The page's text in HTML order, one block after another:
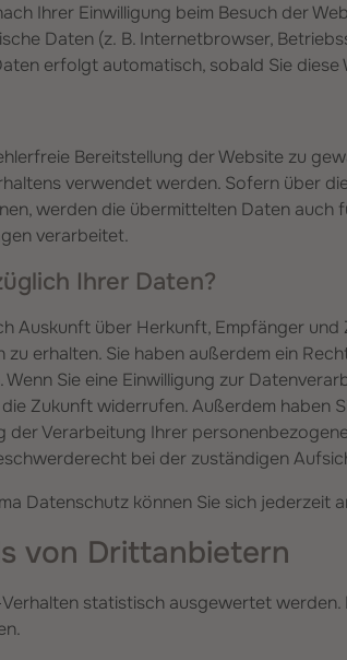
Ihrer Einwilligung beim Besuch der
Daten (z. B. Internetbrowser,
erfolgt automatisch, sobald Sie diese
Bereitstellung der Website zu
verwendet werden. Sofern über
werden die übermittelten Daten auch
verarbeitet.
Ihrer Daten?
Auskunft über Herkunft, Empfänger und
erhalten. Sie haben außerdem ein
Sie eine Einwilligung zur
Zukunft widerrufen. Außerdem haben
der Verarbeitung Ihrer
bei der zuständigen
Datenschutz können Sie sich jederzeit
von Dritt­anbietern
statistisch ausgewertet